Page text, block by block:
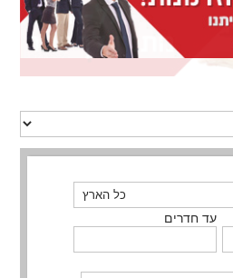
עד חדרים